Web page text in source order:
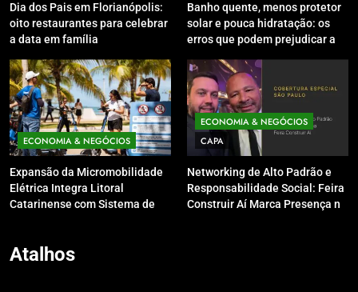
Dia dos Pais em Florianópolis:
oito restaurantes para celebrar
a data em família
Banho quente, menos protetor
solar e pouca hidratação: os
erros que podem prejudicar a
inverno
ECONOMIA & NEGÓCIOS
Expansão da Micromobilidade
Elétrica Integra Litoral
Catarinense com Sistema de
ECONOMIA & NEGÓCIOS
CAPA
Networking de Alto Padrão e
Responsabilidade Social: Feira
Construir Aí Marca Presença no
Atalhos